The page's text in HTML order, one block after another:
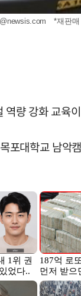
*재판매
량 강화 교육
대학교 남